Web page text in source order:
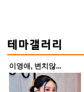
이영애, 변치않...